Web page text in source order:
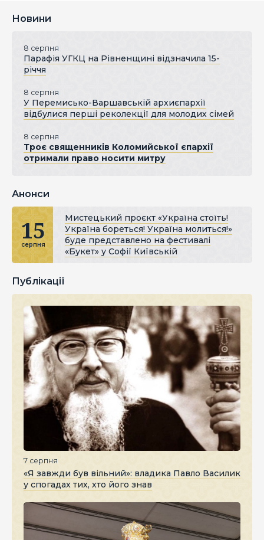
Новини
8 серпня
Парафія УГКЦ на Рівненщині відзначила 15-
річчя
8 серпня
У Перемисько-Варшавській архиєпархії
відбулися перші реколекції для молодих сімей
8 серпня
Троє священників Коломийської єпархії
отримали право носити митру
Анонси
15
серпня
Мистецький проєкт «Україна стоїть!
Україна бореться! Україна молиться!»
буде представлено на фестивалі
«Букет» у Софії Київській
Публікації
7 серпня
«Я завжди був вільний»: владика Павло Василик
у спогадах тих, хто його знав